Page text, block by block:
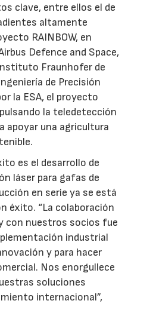
clave, entre ellos el de
altamente
RAINBOW, en
Defence and Space,
Fraunhofer de
de Precisión
la ESA, el proyecto
la teledetección
apoyar una agricultura
es el desarrollo de
láser para gafas de
en serie ya se está
éxito. “La colaboración
con nuestros socios fue
industrial
y para hacer
Nos enorgullece
soluciones
internacional”,